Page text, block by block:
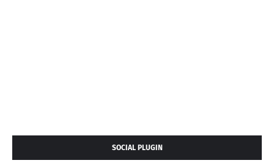
SOCIAL PLUGIN